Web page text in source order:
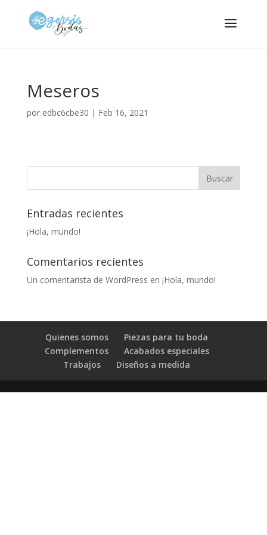
Meseros
por edbc6cbe30 | Feb 16, 2021
Entradas recientes
¡Hola, mundo!
Comentarios recientes
Un comentarista de WordPress en ¡Hola, mundo!
Quienes somos
Piezas para tu boda
Complementos
Acabados especiales
Trabajos
Diseños a medida